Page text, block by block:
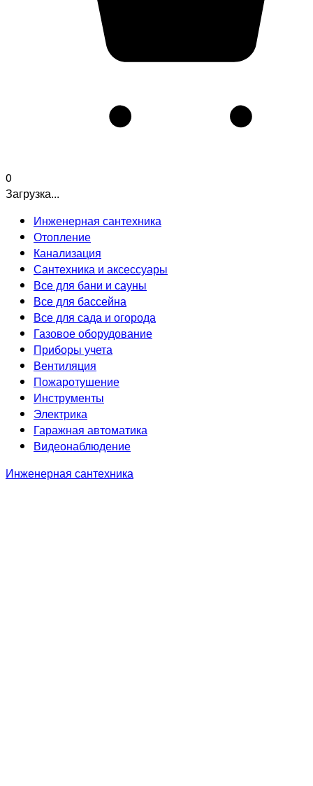
0
Загрузка...
Инженерная сантехника
Отопление
Канализация
Сантехника и аксессуары
Все для бани и сауны
Все для бассейна
Все для сада и огорода
Газовое оборудование
Приборы учета
Вентиляция
Пожаротушение
Инструменты
Электрика
Гаражная автоматика
Видеонаблюдение
Инженерная сантехника